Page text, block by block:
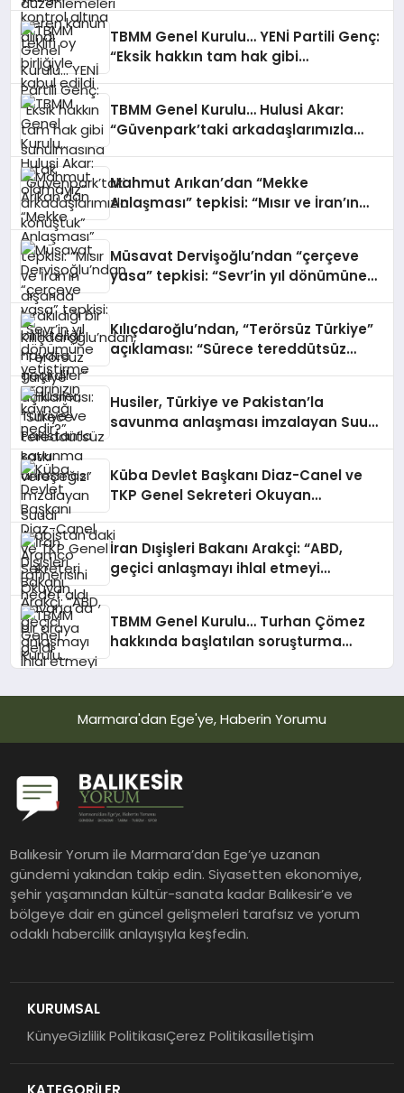
TBMM Genel Kurulu… YENİ Partili Genç:
“Eksik hakkın tam hak gibi
TBMM Genel Kurulu… Hulusi Akar:
“Güvenpark’taki arkadaşlarımızla
Mahmut Arıkan’dan “Mekke
Anlaşması” tepkisi: “Mısır ve İran’ın
Müsavat Dervişoğlu’ndan “çerçeve
yasa” tepkisi: “Sevr’in yıl dönümüne
Kılıçdaroğlu’ndan, “Terörsüz Türkiye”
açıklaması: “Sürece tereddütsüz
Husiler, Türkiye ve Pakistan’la
savunma anlaşması imzalayan Suudi
Küba Devlet Başkanı Diaz-Canel ve
TKP Genel Sekreteri Okuyan
İran Dışişleri Bakanı Arakçi: “ABD,
geçici anlaşmayı ihlal etmeyi
TBMM Genel Kurulu… Turhan Çömez
hakkında başlatılan soruşturma
Marmara'dan Ege'ye, Haberin Yorumu
Balıkesir Yorum ile Marmara’dan Ege’ye uzanan
gündemi yakından takip edin. Siyasetten ekonomiye,
şehir yaşamından kültür-sanata kadar Balıkesir’e ve
bölgeye dair en güncel gelişmeleri tarafsız ve yorum
odaklı habercilik anlayışıyla keşfedin.
KURUMSAL
KünyeGizlilik PolitikasıÇerez Politikasıİletişim